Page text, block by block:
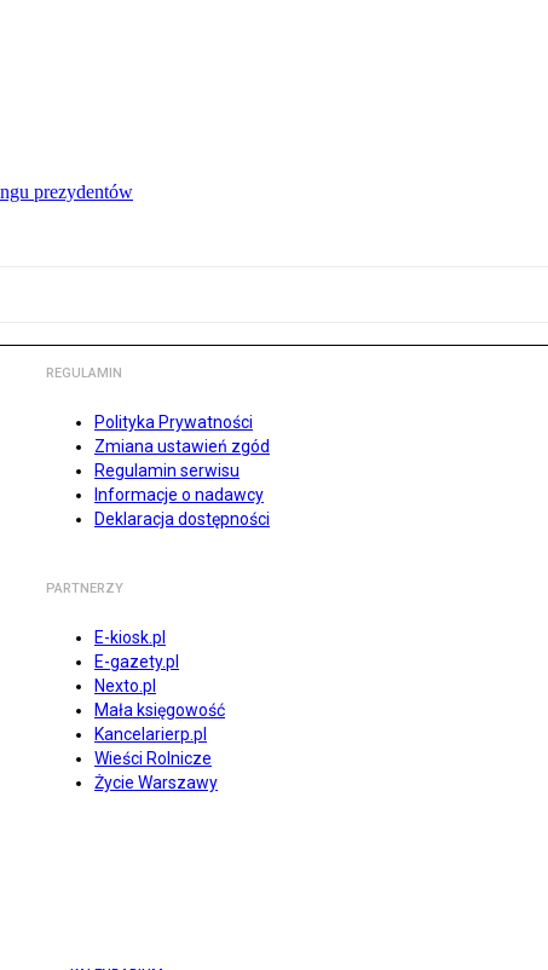
prezydentów
REGULAMIN
Polityka Prywatności
Zmiana ustawień zgód
Regulamin serwisu
Informacje o nadawcy
Deklaracja dostępności
PARTNERZY
E-kiosk.pl
E-gazety.pl
Nexto.pl
Mała księgowość
Kancelarierp.pl
Wieści Rolnicze
Życie Warszawy